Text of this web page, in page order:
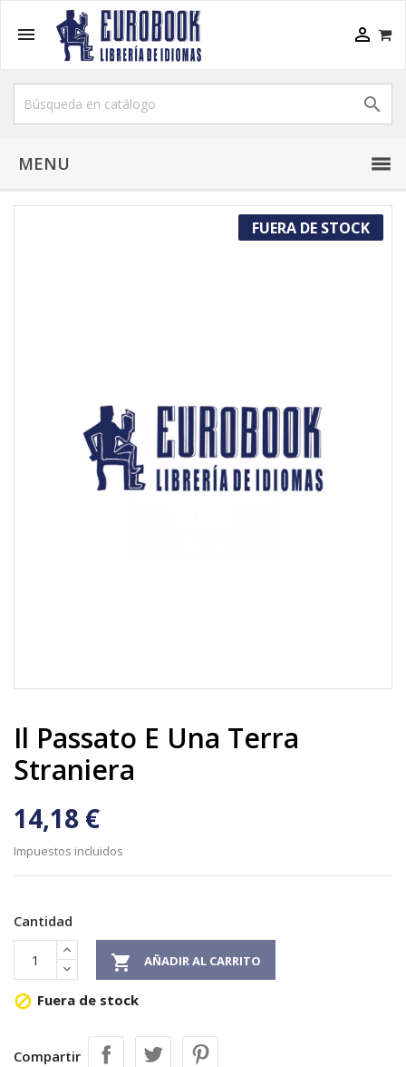
 

MENU
FUERA DE STOCK
Il Passato E Una Terra
Straniera
14,18 €
Impuestos incluidos
Cantidad
 AÑADIR AL CARRITO
 Fuera de stock
Compartir